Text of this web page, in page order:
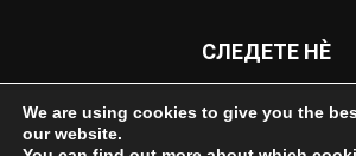
СЛЕДЕТЕ НЀ
We are using cookies to give you the
our website.